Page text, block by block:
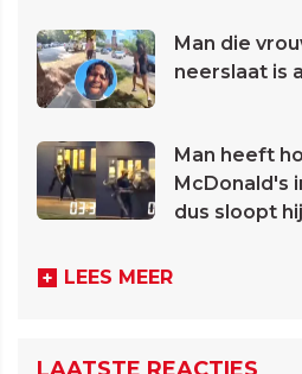
Man die
neerslaat is
Man heeft
McDonald's
dus sloopt
LEES MEER